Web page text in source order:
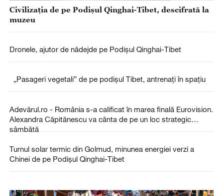
Civilizația de pe Podișul Qinghai-Tibet, descifrată la
muzeu
Dronele, ajutor de nădejde pe Podișul Qinghai-Tibet
„Pasageri vegetali” de pe podișul Tibet, antrenați în spațiu
Adevărul.ro - România s-a calificat în marea finală Eurovision.
Alexandra Căpitănescu va cânta de pe un loc strategic
sâmbătă
Turnul solar termic din Golmud, minunea energiei verzi a
Chinei de pe Podișul Qinghai-Tibet